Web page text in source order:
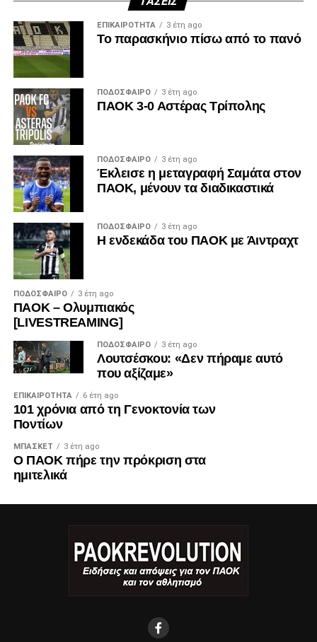
ΕΠΙΚΑΙΡΌΤΗΤΑ 3 έτη ago
Το παρασκήνιο πίσω από το πανό
ΠΟΔΌΣΦΑΙΡΟ 3 έτη ago
ΠΑΟΚ 3-0 Αστέρας Τρίπολης
ΠΟΔΌΣΦΑΙΡΟ 3 έτη ago
Έκλεισε η μεταγραφή Σαμάτα στον
ΠΑΟΚ, μένουν τα διαδικαστικά
ΠΟΔΌΣΦΑΙΡΟ 3 έτη ago
Η ενδεκάδα του ΠΑΟΚ με Άιντραχτ
ΠΟΔΌΣΦΑΙΡΟ 3 έτη ago
ΠΑΟΚ – Ολυμπιακός
[LIVESTREAMING]
ΠΟΔΌΣΦΑΙΡΟ 3 έτη ago
Λουτσέσκου: «Δεν πήραμε αυτό
που αξίζαμε»
ΕΠΙΚΑΙΡΌΤΗΤΑ 6 έτη ago
101 χρόνια από τη Γενοκτονία των
Ποντίων
ΜΠΆΣΚΕΤ 3 έτη ago
Ο ΠΑΟΚ πήρε την πρόκριση στα
ημιτελικά